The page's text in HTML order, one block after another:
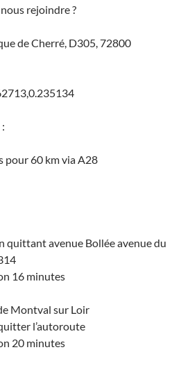
rejoindre ?
de Cherré, D305, 72800
pour 60 km via A28
quittant avenue Bollée avenue du
16 minutes
Montval sur Loir
l’autoroute
20 minutes